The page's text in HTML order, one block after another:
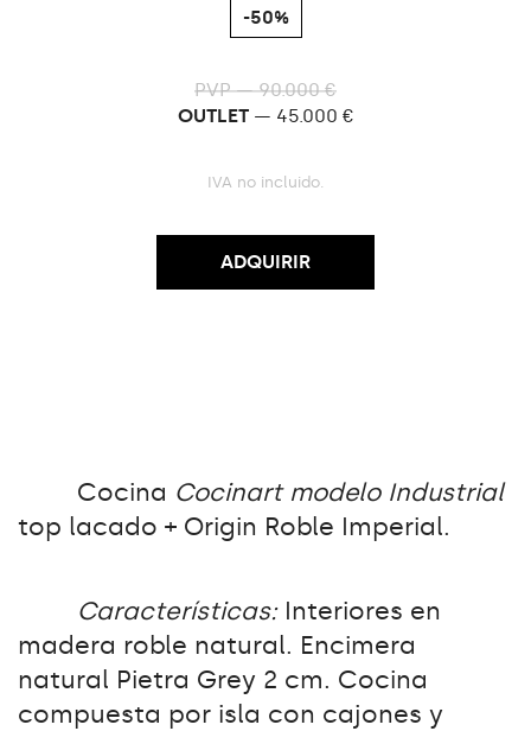
-50%
PVP — 90.000 €
OUTLET— 45.000 €
IVA no incluido.
ADQUIRIR
Cocina Cocinart modelo Industrial
top lacado + Origin Roble Imperial.
Características: Interiores en
madera roble natural. Encimera
natural Pietra Grey 2 cm. Cocina
compuesta por isla con cajones y